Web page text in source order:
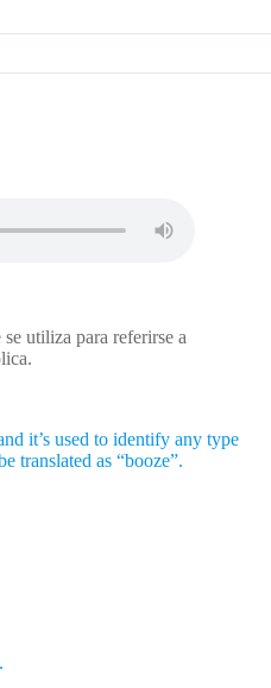
utiliza para referirse a
it’s used to identify any type
translated as “booze”.
.